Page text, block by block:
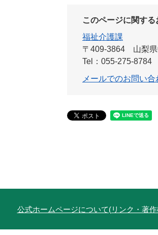
このページに関す
福祉介護課
〒409-3864
山梨
Tel：055-275-8784
メールでのお問い
公式ホームページについて(リンク・著作